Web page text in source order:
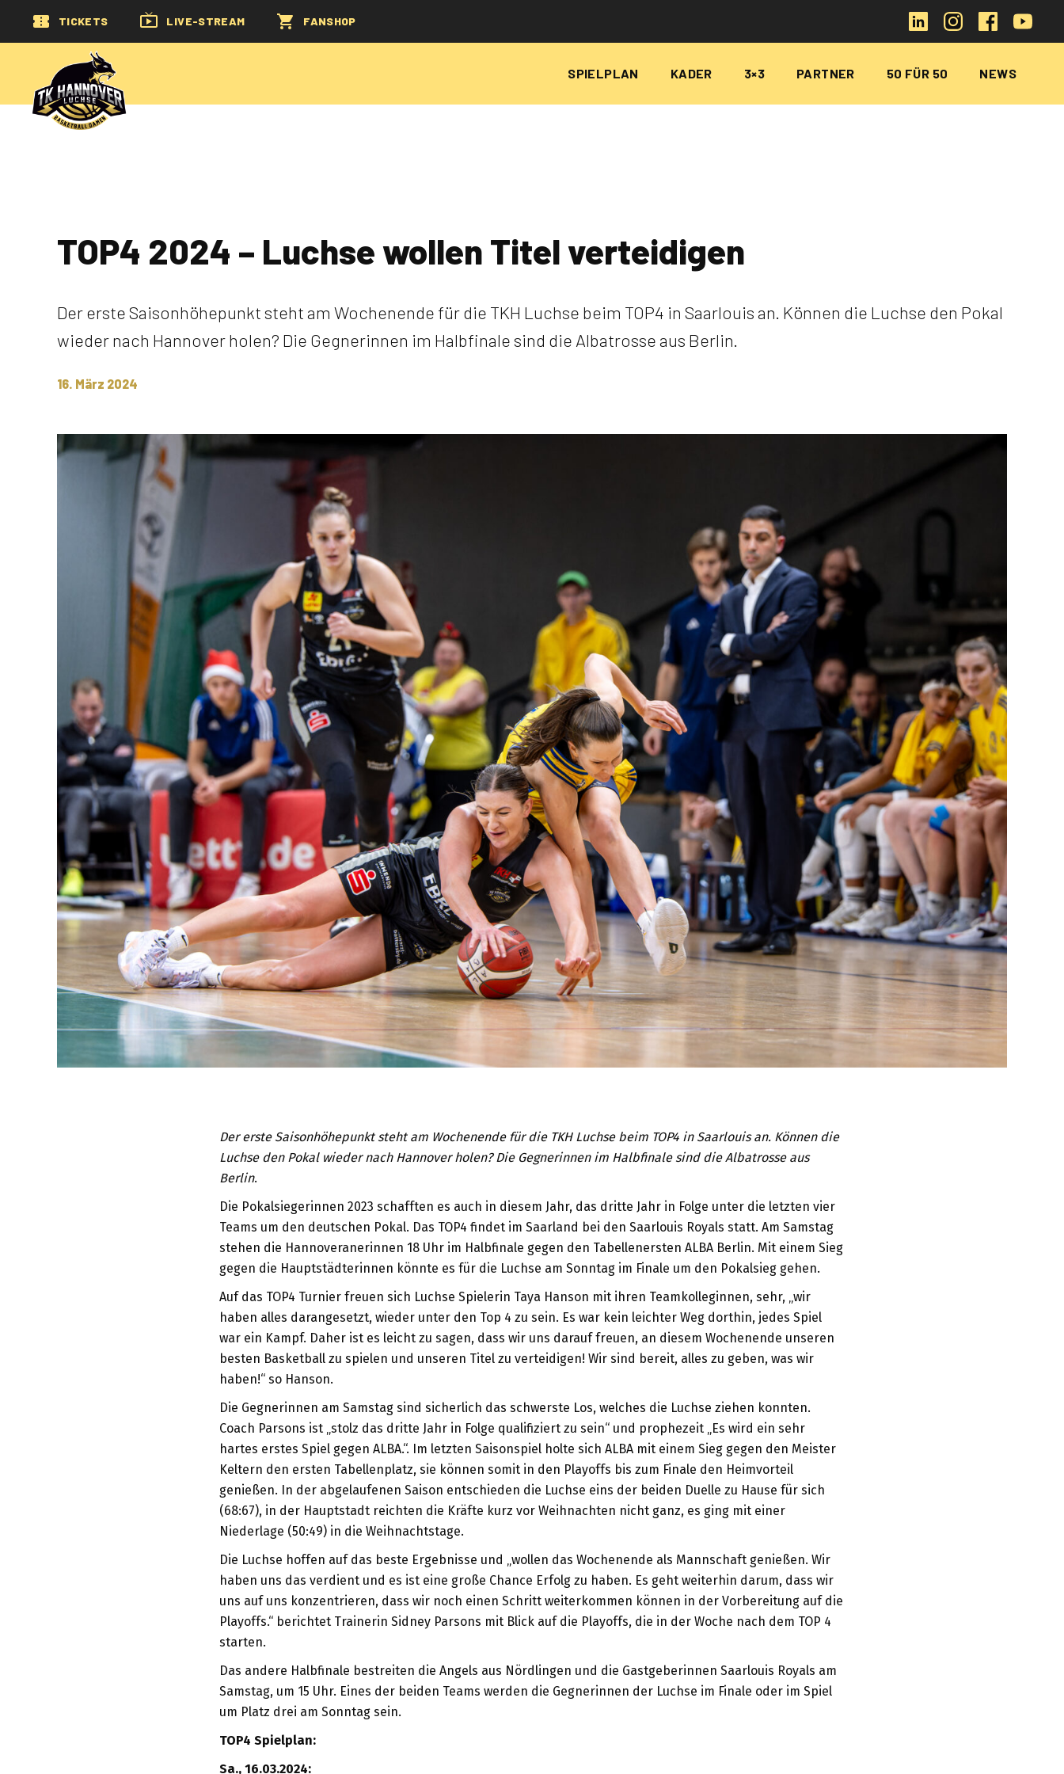
TICKETS LIVE-STREAM FANSHOP
SPIELPLAN KADER 3×3 PARTNER 50 FÜR 50 NEWS
TOP4 2024 – Luchse wollen Titel verteidigen
Der erste Saisonhöhepunkt steht am Wochenende für die TKH Luchse beim TOP4 in Saarlouis an. Können die Luchse den Pokal
wieder nach Hannover holen? Die Gegnerinnen im Halbfinale sind die Albatrosse aus Berlin.
16. März 2024
Der erste Saisonhöhepunkt steht am Wochenende für die TKH Luchse beim TOP4 in Saarlouis an. Können die
Luchse den Pokal wieder nach Hannover holen? Die Gegnerinnen im Halbfinale sind die Albatrosse aus
Berlin.
Die Pokalsiegerinnen 2023 schafften es auch in diesem Jahr, das dritte Jahr in Folge unter die letzten vier
Teams um den deutschen Pokal. Das TOP4 findet im Saarland bei den Saarlouis Royals statt. Am Samstag
stehen die Hannoveranerinnen 18 Uhr im Halbfinale gegen den Tabellenersten ALBA Berlin. Mit einem Sieg
gegen die Hauptstädterinnen könnte es für die Luchse am Sonntag im Finale um den Pokalsieg gehen.
Auf das TOP4 Turnier freuen sich Luchse Spielerin Taya Hanson mit ihren Teamkolleginnen, sehr, „wir
haben alles darangesetzt, wieder unter den Top 4 zu sein. Es war kein leichter Weg dorthin, jedes Spiel
war ein Kampf. Daher ist es leicht zu sagen, dass wir uns darauf freuen, an diesem Wochenende unseren
besten Basketball zu spielen und unseren Titel zu verteidigen! Wir sind bereit, alles zu geben, was wir
haben!“ so Hanson.
Die Gegnerinnen am Samstag sind sicherlich das schwerste Los, welches die Luchse ziehen konnten.
Coach Parsons ist „stolz das dritte Jahr in Folge qualifiziert zu sein“ und prophezeit „Es wird ein sehr
hartes erstes Spiel gegen ALBA.“. Im letzten Saisonspiel holte sich ALBA mit einem Sieg gegen den Meister
Keltern den ersten Tabellenplatz, sie können somit in den Playoffs bis zum Finale den Heimvorteil
genießen. In der abgelaufenen Saison entschieden die Luchse eins der beiden Duelle zu Hause für sich
(68:67), in der Hauptstadt reichten die Kräfte kurz vor Weihnachten nicht ganz, es ging mit einer
Niederlage (50:49) in die Weihnachtstage.
Die Luchse hoffen auf das beste Ergebnisse und „wollen das Wochenende als Mannschaft genießen. Wir
haben uns das verdient und es ist eine große Chance Erfolg zu haben. Es geht weiterhin darum, dass wir
uns auf uns konzentrieren, dass wir noch einen Schritt weiterkommen können in der Vorbereitung auf die
Playoffs.“ berichtet Trainerin Sidney Parsons mit Blick auf die Playoffs, die in der Woche nach dem TOP 4
starten.
Das andere Halbfinale bestreiten die Angels aus Nördlingen und die Gastgeberinnen Saarlouis Royals am
Samstag, um 15 Uhr. Eines der beiden Teams werden die Gegnerinnen der Luchse im Finale oder im Spiel
um Platz drei am Sonntag sein.
TOP4 Spielplan:
Sa., 16.03.2024: